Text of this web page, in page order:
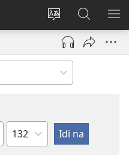
Promijeni
jezik
Prijava
(otvara
prozor)
JW.ORG
|
Pretraga
Poglavlje